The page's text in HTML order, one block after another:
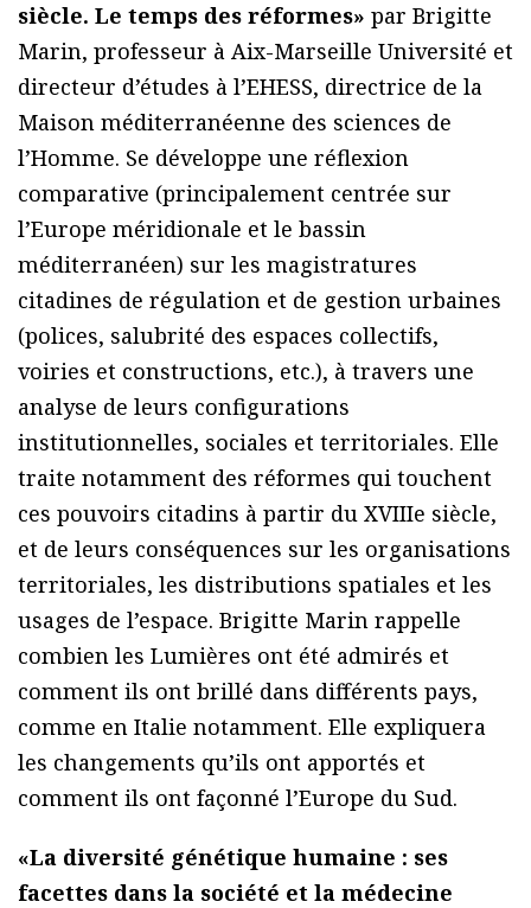
siècle. Le temps des réformes» par Brigitte
Marin, professeur à Aix-Marseille Université et
directeur d’études à l’EHESS, directrice de la
Maison méditerranéenne des sciences de
l’Homme. Se développe une réflexion
comparative (principalement centrée sur
l’Europe méridionale et le bassin
méditerranéen) sur les magistratures
citadines de régulation et de gestion urbaines
(polices, salubrité des espaces collectifs,
voiries et constructions, etc.), à travers une
analyse de leurs configurations
institutionnelles, sociales et territoriales. Elle
traite notamment des réformes qui touchent
ces pouvoirs citadins à partir du XVIIIe siècle,
et de leurs conséquences sur les organisations
territoriales, les distributions spatiales et les
usages de l’espace. Brigitte Marin rappelle
combien les Lumières ont été admirés et
comment ils ont brillé dans différents pays,
comme en Italie notamment. Elle expliquera
les changements qu’ils ont apportés et
comment ils ont façonné l’Europe du Sud.
«La diversité génétique humaine : ses
facettes dans la société et la médecine